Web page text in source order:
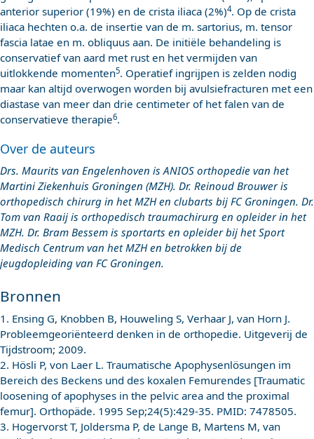
anterior superior (19%) en de crista iliaca (2%)4. Op de crista
iliaca hechten o.a. de insertie van de m. sartorius, m. tensor
fascia latae en m. obliquus aan. De initiële behandeling is
conservatief van aard met rust en het vermijden van
uitlokkende momenten5. Operatief ingrijpen is zelden nodig
maar kan altijd overwogen worden bij avulsiefracturen met een
diastase van meer dan drie centimeter of het falen van de
conservatieve therapie6.
Over de auteurs
Drs. Maurits van Engelenhoven is ANIOS orthopedie van het
Martini Ziekenhuis Groningen (MZH). Dr. Reinoud Brouwer is
orthopedisch chirurg in het MZH en clubarts bij FC Groningen. Dr.
Tom van Raaij is orthopedisch traumachirurg en opleider in het
MZH. Dr. Bram Bessem is sportarts en opleider bij het Sport
Medisch Centrum van het MZH en betrokken bij de
jeugdopleiding van FC Groningen.
Bronnen
1. Ensing G, Knobben B, Houweling S, Verhaar J, van Horn J.
Probleemgeoriënteerd denken in de orthopedie. Uitgeverij de
Tijdstroom; 2009.
2. Hösli P, von Laer L. Traumatische Apophysenlösungen im
Bereich des Beckens und des koxalen Femurendes [Traumatic
loosening of apophyses in the pelvic area and the proximal
femur]. Orthopäde. 1995 Sep;24(5):429-35. PMID: 7478505.
3. Hogervorst T, Joldersma P, de Lange B, Martens M, van